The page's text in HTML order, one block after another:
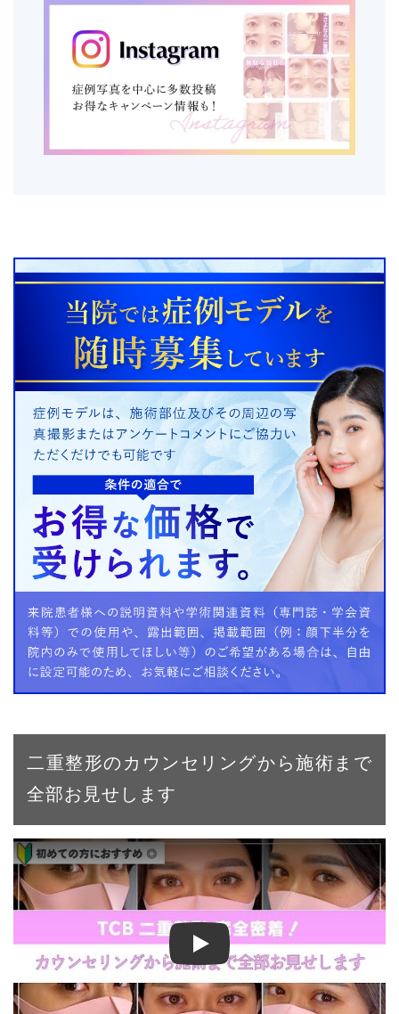
二重整形のカウンセリングから施術まで
全部お見せします
【二重整形】二重埋没法で左右対称＆くっきり